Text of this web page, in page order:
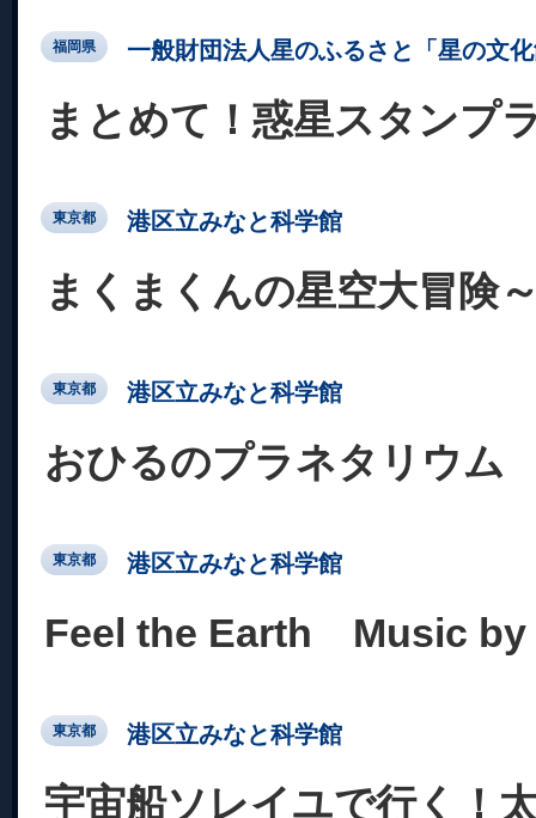
福岡県 一般財団法人星のふるさと「星の文
まとめて！惑星スタンプ
東京都 港区立みなと科学館
まくまくんの星空大冒険
東京都 港区立みなと科学館
おひるのプラネタリウム
東京都 港区立みなと科学館
Feel the Earth Music by
東京都 港区立みなと科学館
宇宙船ソレイユで行く！